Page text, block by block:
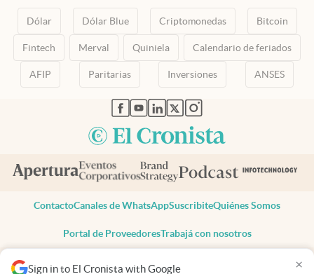
Sign in to El Cronista with Google ×
Dólar Dólar Blue Criptomonedas Bitcoin
Fintech Merval Quiniela Calendario de feriados
AFIP Paritarias Inversiones ANSES
abre en nueva pestaña
abre en nueva pestaña
abre en nueva pestaña
abre en nueva pestaña
abre en nueva pestaña
ContactoCanales de WhatsAppSuscribiteQuiénes Somos
Portal de ProveedoresTrabajá con nosotros